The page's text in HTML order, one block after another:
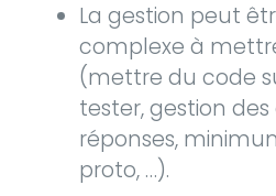
La gestion peut
complexe à
(mettre du code
tester, gestion
réponses,
proto, …).